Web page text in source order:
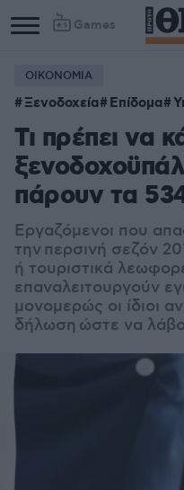
Games
ΟΙΚΟΝΟΜΙΑ
Ξενοδοχεία Επίδομα
Τι πρέπει να
πάρουν τα
Eργαζόμενοι που
τηνπερσινή σεζόν
ή τουριστικά
επαναλειτουργούν
μονομερώς οι ίδιοι
δήλωση ώστε να